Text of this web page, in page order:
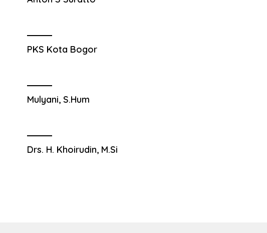
PKS Kota Bogor
Mulyani, S.Hum
Drs. H. Khoirudin, M.Si